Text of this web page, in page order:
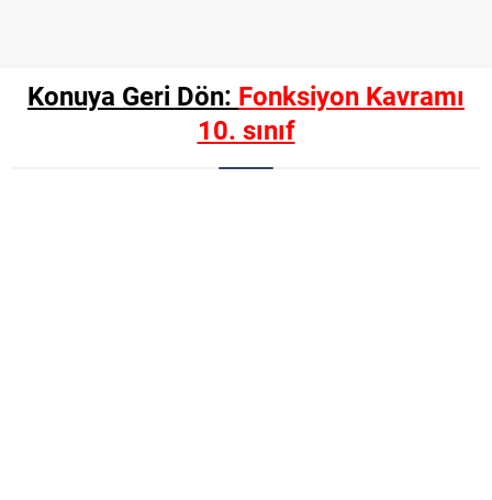
Konuya Geri Dön: Fonksiyon Kavramı
10. sınıf